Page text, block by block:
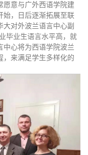
愿意与广外西语学院建
始，日后逐渐拓展至联
大对外波兰语言中心副
毕业生语言水平高，就
中心将为西语学院波兰
，来满足学生多样化的